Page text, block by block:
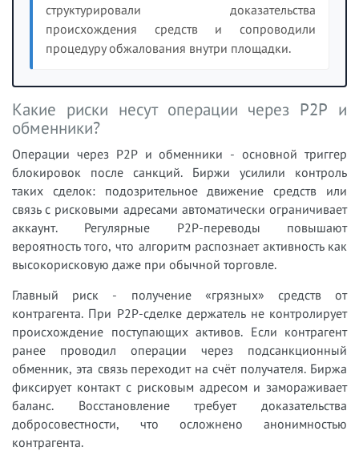
структурировали доказательства
происхождения средств и сопроводили
процедуру обжалования внутри площадки.
Какие риски несут операции через P2P и
обменники?
Операции через P2P и обменники - основной триггер
блокировок после санкций. Биржи усилили контроль
таких сделок: подозрительное движение средств или
связь с рисковыми адресами автоматически ограничивает
аккаунт. Регулярные P2P-переводы повышают
вероятность того, что алгоритм распознает активность как
высокорисковую даже при обычной торговле.
Главный риск - получение «грязных» средств от
контрагента. При P2P-сделке держатель не контролирует
происхождение поступающих активов. Если контрагент
ранее проводил операции через подсанкционный
обменник, эта связь переходит на счёт получателя. Биржа
фиксирует контакт с рисковым адресом и замораживает
баланс. Восстановление требует доказательства
добросовестности, что осложнено анонимностью
контрагента.